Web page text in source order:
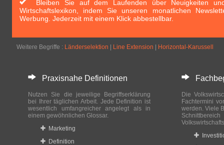
Bleiben Sie auf dem Laufenden über Neuigkeiten
Wirtschaftslexikon, indem Sie unseren monatlichen
Werbung. Jederzeit mit einem Klick abbestellbar.
Weitere Begriffe : Länderselektion Line Extension Horizontal-Karussell
Praxisnahe Definitionen
Nutzen Sie die jeweilige Begriffserklärung
bei Ihrer täglichen Arbeit. Jede Definition ist
wesentlich umfangreicher angelegt als in
einem gewöhnlichen Glossar.
Marketing
Definition
Die
Fachtermini
werden. Viele